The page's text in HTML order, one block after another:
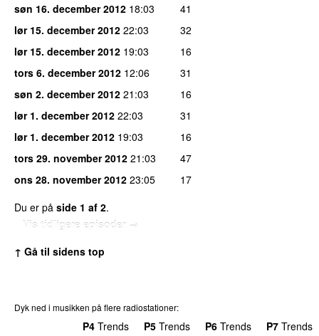
søn 16. december 2012 18:03
41
lør 15. december 2012 22:03
32
lør 15. december 2012 19:03
16
tors 6. december 2012 12:06
31
søn 2. december 2012 21:03
16
lør 1. december 2012 22:03
31
lør 1. december 2012 19:03
16
tors 29. november 2012 21:03
47
ons 28. november 2012 23:05
17
Du er på side 1 af 2.
Vis tidligere episoder →
↑ Gå til sidens top
Dyk ned i musikken på flere radiostationer:
P4 Trends P5 Trends P6 Trends P7 Trends